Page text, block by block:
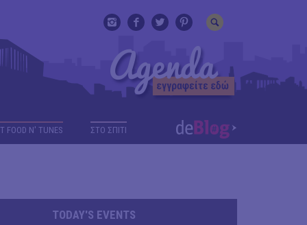
FOOD N' TUNES ΣΤΟ ΣΠΙΤΙ
TODAY'S EVENTS